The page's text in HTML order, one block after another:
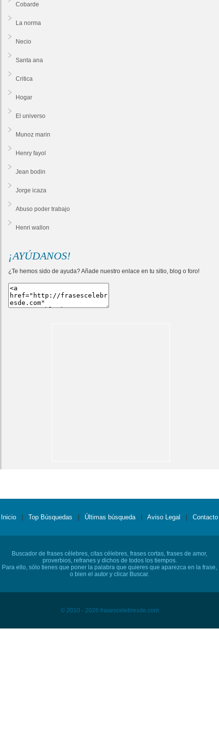
Cobarde
La norma
Necio
Santa ana
Critica
Hogar
El universo
Munoz marin
Henry fayol
Jean bodin
Jorge icaza
Abuso poder trabajo
Henri wallon
¡AYÚDANOS!
¿Te hemos sido de ayuda? Añade nuestro enlace en tu sitio, blog o foro!
Inicio Top Búsquedas Últimas búsqueda Aviso Legal Contacto
Buscador de frases célebres, citas célebres, frases cortas, frases de amor,
proverbios, refranes y dichos de todos los tiempos.
Para ello, sólo tienes que poner la palabra que quieres que aparezca en la frase,
o bien el autor y clicar Buscar.
© 2010 - 2026 frasescelebresde.com